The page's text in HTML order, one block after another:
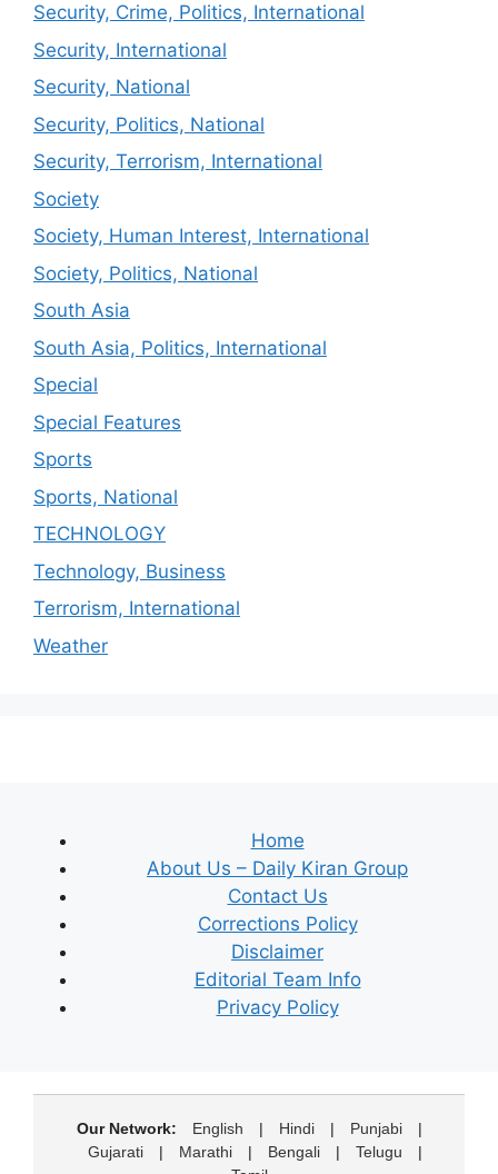
Security, Crime, Politics, International
Security, International
Security, National
Security, Politics, National
Security, Terrorism, International
Society
Society, Human Interest, International
Society, Politics, National
South Asia
South Asia, Politics, International
Special
Special Features
Sports
Sports, National
TECHNOLOGY
Technology, Business
Terrorism, International
Weather
Home
About Us – Daily Kiran Group
Contact Us
Corrections Policy
Disclaimer
Editorial Team Info
Privacy Policy
Our Network: English | Hindi | Punjabi
|
Gujarati
| Marathi | Bengali | Telugu
|